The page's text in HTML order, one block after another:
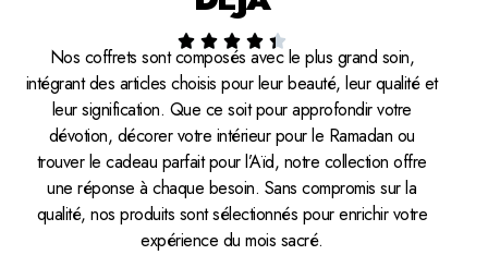
    
Nos coffrets sont composés avec le plus grand soin,
intégrant des articles choisis pour leur beauté, leur qualité et
leur signification. Que ce soit pour approfondir votre
dévotion, décorer votre intérieur pour le Ramadan ou
trouver le cadeau parfait pour l’Aïd, notre collection offre
une réponse à chaque besoin. Sans compromis sur la
qualité, nos produits sont sélectionnés pour enrichir votre
expérience du mois sacré.